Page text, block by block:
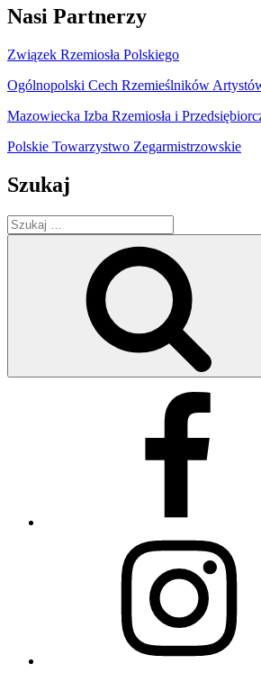
Nasi Partnerzy
Związek Rzemiosła Polskiego
Ogólnopolski Cech Rzemieślników
Mazowiecka Izba Rzemiosła i
Polskie Towarzystwo Zegarmistrzowskie
Szukaj
Szukaj: